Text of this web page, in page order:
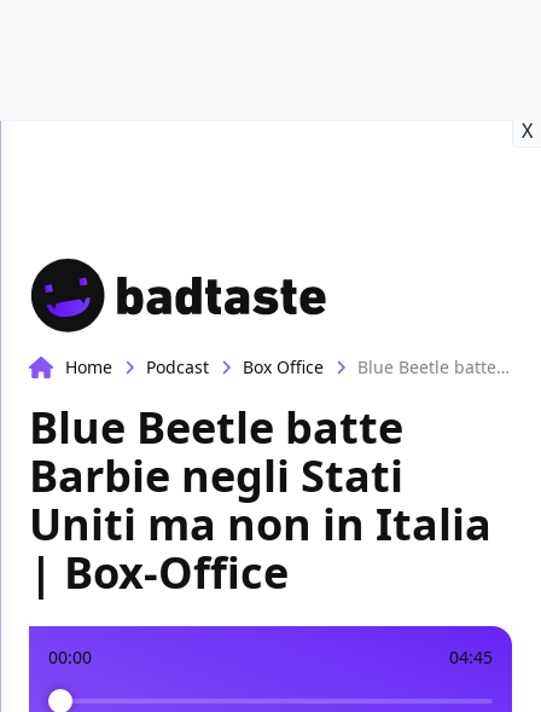
X
Home Podcast Box Office Blue Beetle batte Barbie negli Stati Uniti ma non in Italia | Box-Office
Blue Beetle batte
Barbie negli Stati
Uniti ma non in Italia
| Box-Office
00:00 04:45